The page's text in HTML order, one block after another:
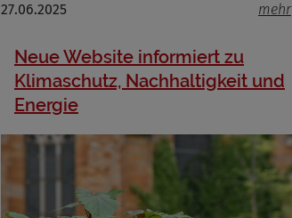
27.06.2025 mehr
Neue Website informiert zu
Klimaschutz, Nachhaltigkeit und
Energie